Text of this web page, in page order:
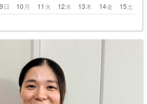
日 月
10 火
11 水
12 木
13 金
14 土
15